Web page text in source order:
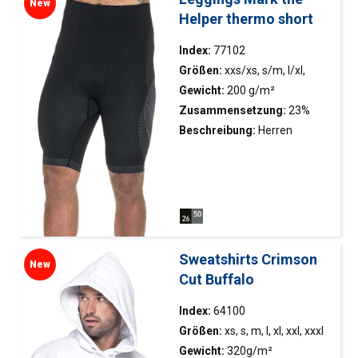
Verstärkungstape; Zwei
seitliche Taschen; Zwei
hintere Taschen; Doppelte
Nähte.
Helper thermo short
Index: 77102
Größen: xxs/xs, s/m, l/xl,
xxl/xxxl
Gewicht: 200 g/m²
Zusammensetzung: 23%
Nylon, 66% Polyester, 11%
Beschreibung: Herren
unterschiedlichen
hilft, den Körper trocken zu
halten und die optimale
Temperatur zu bewahren;
New
Sweatshirts Crimson
Cut Buffalo
Index: 64100
Größen: xs, s, m, l, xl, xxl, xxxl
Gewicht: 320g/m²
New